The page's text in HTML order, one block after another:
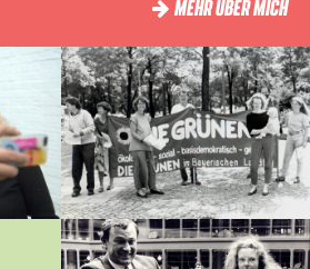
MEHR ÜBER MICH